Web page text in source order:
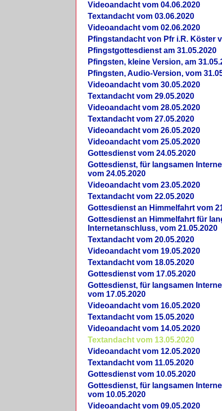
Videoandacht vom 04.06.2020
Textandacht vom 03.06.2020
Videoandacht vom 02.06.2020
Pfingstandacht von Pfr i.R. Köster
Pfingstgottesdienst am 31.05.2020
Pfingsten, kleine Version, am
Pfingsten, Audio-Version, vom
Videoandacht vom 30.05.2020
Textandacht vom 29.05.2020
Videoandacht vom 28.05.2020
Textandacht vom 27.05.2020
Videoandacht vom 26.05.2020
Videoandacht vom 25.05.2020
Gottesdienst vom 24.05.2020
Gottesdienst, für langsamen
vom 24.05.2020
Videoandacht vom 23.05.2020
Textandacht vom 22.05.2020
Gottesdienst an Himmelfahrt vom
Gottesdienst an Himmelfahrt für
Internetanschluss, vom 21.05.2020
Textandacht vom 20.05.2020
Videoandacht vom 19.05.2020
Textandacht vom 18.05.2020
Gottesdienst vom 17.05.2020
Gottesdienst, für langsamen
vom 17.05.2020
Videoandacht vom 16.05.2020
Textandacht vom 15.05.2020
Videoandacht vom 14.05.2020
Textandacht vom 13.05.2020
Videoandacht vom 12.05.2020
Textandacht vom 11.05.2020
Gottesdienst vom 10.05.2020
Gottesdienst, für langsamen
vom 10.05.2020
Videoandacht vom 09.05.2020